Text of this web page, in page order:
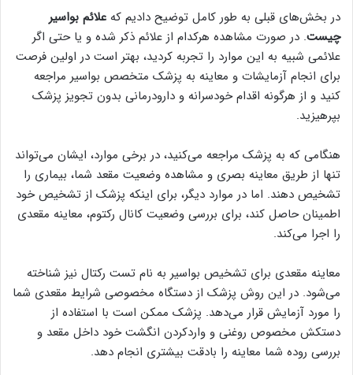
در بخش‌های قبلی به طور کامل توضیح دادیم که علائم بواسیر
چیست. در صورت مشاهده هرکدام از علائم ذکر شده و یا حتی اگر
علائمی شبیه به این موارد را تجربه کردید، بهتر است در اولین فرصت
برای انجام آزمایشات و معاینه به پزشک متخصص بواسیر مراجعه
کنید و از هرگونه اقدام خودسرانه و دارودرمانی بدون تجویز پزشک
بپرهیزید.
هنگامی که به پزشک مراجعه می‌کنید، در برخی موارد، ایشان می‌تواند
تنها از طریق معاینه بصری و مشاهده وضعیت مقعد شما، بیماری را
تشخیص دهند. اما در موارد دیگر، برای اینکه پزشک از تشخیص خود
اطمینان حاصل کند، برای بررسی وضعیت کانال رکتوم، معاینه مقعدی
را اجرا می‌کند.
معاینه مقعدی برای تشخیص بواسیر به نام تست رکتال نیز شناخته
می‌شود. در این روش پزشک از دستگاه مخصوصی شرایط مقعدی شما
را مورد آزمایش قرار می‌دهد. پزشک ممکن است با استفاده از
دستکش مخصوص روغنی و واردکردن انگشت خود داخل مقعد و
بررسی روده شما معاینه را بادقت بیشتری انجام دهد.